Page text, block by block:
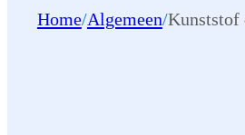
Home/Algemeen/Kunststof